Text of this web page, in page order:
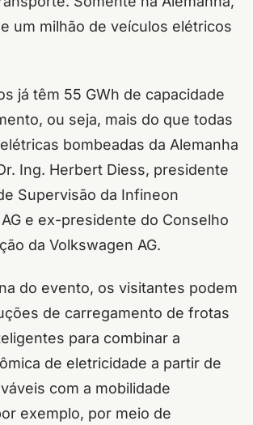
um milhão de veículos elétricos
já têm 55 GWh de capacidade
ou seja, mais do que todas
bombeadas da Alemanha
Ing. Herbert Diess, presidente
Supervisão da Infineon
e ex-presidente do Conselho
da Volkswagen AG.
do evento, os visitantes podem
de carregamento de frotas
para combinar a
de eletricidade a partir de
com a mobilidade
exemplo, por meio de